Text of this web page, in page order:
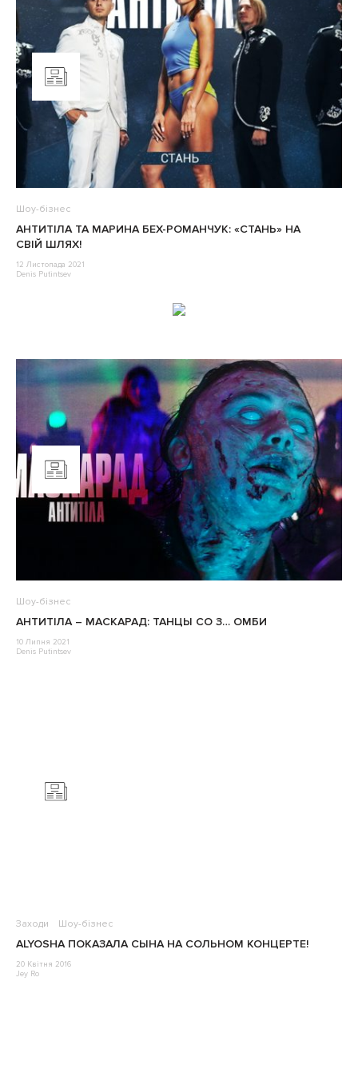
Шоу-бізнес
АНТИТІЛА ТА МАРИНА БЕХ-РОМАНЧУК: «СТАНЬ» НА
СВІЙ ШЛЯХ!
12 Листопада 2021
Denis Putintsev
Шоу-бізнес
АНТИТІЛА – МАСКАРАД: ТАНЦЫ СО З… ОМБИ
10 Липня 2021
Denis Putintsev
Заходи Шоу-бізнес
ALYOSHA ПОКАЗАЛА СЫНА НА СОЛЬНОМ КОНЦЕРТЕ!
20 Квітня 2016
Jey Ro